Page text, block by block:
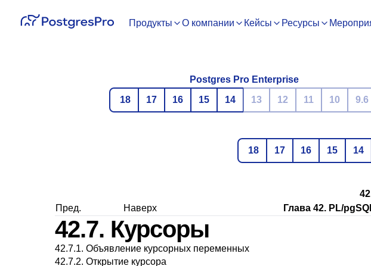
Продукты О компании Кейсы Ресурсы
Postgres Pro Enterprise
18
17 16 15 14 13 12 11 10 9.6
18
17 16 15 14
Пред.
Наверх Глава 42. PL/
42.7. Курсоры
42.7.1. Объявление курсорных переменных
42.7.2. Открытие курсора